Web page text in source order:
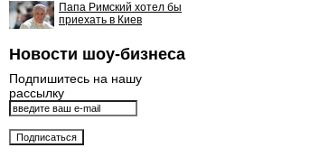
Папа Римский хотел бы
приехать в Киев
Новости шоу-бизнеса
Подпишитесь на нашу
рассылку